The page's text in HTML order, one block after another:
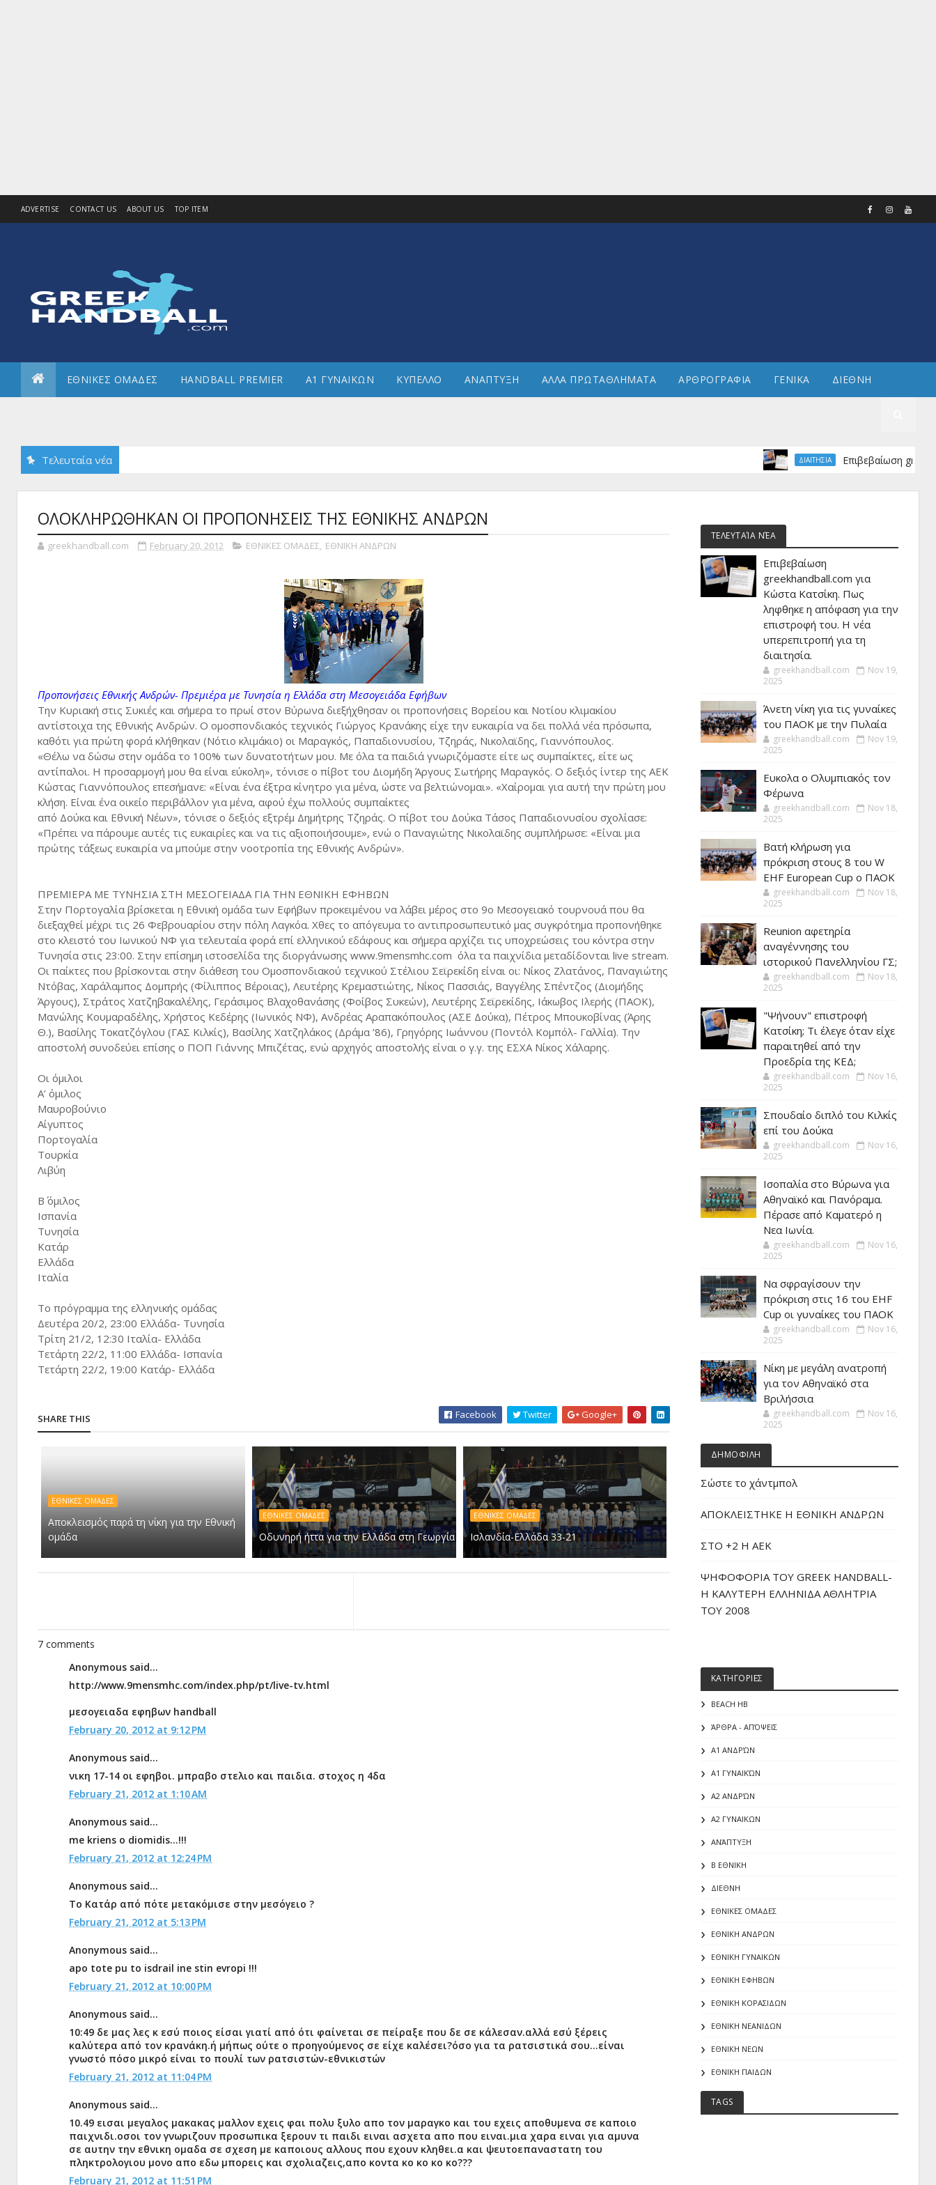
ADVERTISE CONTACT US ABOUT US TOP ITEM
ΕΘΝΙΚΕΣ ΟΜΑΔΕΣ HANDBALL PREMIER Α1 ΓΥΝΑΙΚΩΝ ΚΥΠΕΛΛΟ ΑΝΑΠΤΥΞΗ ΑΛΛΑ ΠΡΩΤΑΘΛΗΜΑΤΑ ΑΡΘΡΟΓΡΑΦΙΑ ΓΕΝΙΚΑ ΔΙΕΘΝΗ
Τελευταία νέα ΔΙΑΙΤΗΣΙΑ Επιβεβαίωση
ΟΛΟΚΛΗΡΩΘΗΚΑΝ ΟΙ ΠΡΟΠΟΝΗΣΕΙΣ ΤΗΣ ΕΘΝΙΚΗΣ ΑΝΔΡΩΝ
greekhandball.com February 20, 2012 ΕΘΝΙΚΕΣ ΟΜΑΔΕΣ, ΕΘΝΙΚΗ ΑΝΔΡΩΝ
Προπονήσεις Εθνικής Ανδρών- Πρεμιέρα με Τυνησία η Ελλάδα στη Μεσογειάδα Εφήβων
Την Κυριακή στις Συκιές και σήμερα το πρωί στον Βύρωνα διεξήχθησαν οι προπονήσεις Βορείου και Νοτίου κλιμακίου
αντίστοιχα της Εθνικής Ανδρών. Ο ομοσπονδιακός τεχνικός Γιώργος Κρανάκης είχε την ευκαιρία να δει πολλά νέα πρόσωπα,
καθότι για πρώτη φορά κλήθηκαν (Νότιο κλιμάκιο) οι Μαραγκός, Παπαδιονυσίου, Τζηράς, Νικολαϊδης, Γιαννόπουλος.
«Θέλω να δώσω στην ομάδα το 100% των δυνατοτήτων μου. Με όλα τα παιδιά γνωριζόμαστε είτε ως συμπαίκτες, είτε ως
αντίπαλοι. Η προσαρμογή μου θα είναι εύκολη», τόνισε ο πίβοτ του Διομήδη Άργους Σωτήρης Μαραγκός. Ο δεξιός ίντερ της ΑΕΚ
Κώστας Γιαννόπουλος επεσήμανε: «Είναι ένα έξτρα κίνητρο για μένα, ώστε να βελτιώνομαι». «Χαίρομαι για αυτή την πρώτη μου
κλήση. Είναι ένα οικείο περιβάλλον για μένα, αφού έχω πολλούς συμπαίκτες
από Δούκα και Εθνική Νέων», τόνισε ο δεξιός εξτρέμ Δημήτρης Τζηράς. Ο πίβοτ του Δούκα Τάσος Παπαδιονυσίου σχολίασε:
«Πρέπει να πάρουμε αυτές τις ευκαιρίες και να τις αξιοποιήσουμε», ενώ ο Παναγιώτης Νικολαϊδης συμπλήρωσε: «Είναι μια
πρώτης τάξεως ευκαιρία να μπούμε στην νοοτροπία της Εθνικής Ανδρών».
ΠΡΕΜΙΕΡΑ ΜΕ ΤΥΝΗΣΙΑ ΣΤΗ ΜΕΣΟΓΕΙΑΔΑ ΓΙΑ ΤΗΝ ΕΘΝΙΚΗ ΕΦΗΒΩΝ
Στην Πορτογαλία βρίσκεται η Εθνική ομάδα των Εφήβων προκειμένου να λάβει μέρος στο 9ο Μεσογειακό τουρνουά που θα
διεξαχθεί μέχρι τις 26 Φεβρουαρίου στην πόλη Λαγκόα. Χθες το απόγευμα το αντιπροσωπευτικό μας συγκρότημα προπονήθηκε
στο κλειστό του Ιωνικού ΝΦ για τελευταία φορά επί ελληνικού εδάφους και σήμερα αρχίζει τις υποχρεώσεις του κόντρα στην
Τυνησία στις 23:00. Στην επίσημη ιστοσελίδα της διοργάνωσης www.9mensmhc.com όλα τα παιχνίδια μεταδίδονται live stream.
Οι παίκτες που βρίσκονται στην διάθεση του Ομοσπονδιακού τεχνικού Στέλιου Σεϊρεκίδη είναι οι: Νίκος Ζλατάνος, Παναγιώτης
Ντόβας, Χαράλαμπος Δομπρής (Φίλιππος Βέροιας), Λευτέρης Κρεμαστιώτης, Νίκος Πασσιάς, Βαγγέλης Σπέντζος (Διομήδης
Άργους), Στράτος Χατζηβακαλέλης, Γεράσιμος Βλαχοθανάσης (Φοίβος Συκεών), Λευτέρης Σεϊρεκίδης, Ιάκωβος Ιλερής (ΠΑΟΚ),
Μανώλης Κουμαραδέλης, Χρήστος Κεδέρης (Ιωνικός ΝΦ), Ανδρέας Αραπακόπουλος (ΑΣΕ Δούκα), Πέτρος Μπουκοβίνας (Άρης
Θ.), Βασίλης Τοκατζόγλου (ΓΑΣ Κιλκίς), Βασίλης Χατζηλάκος (Δράμα ’86), Γρηγόρης Ιωάννου (Ποντόλ Κομπόλ- Γαλλία). Την
αποστολή συνοδεύει επίσης ο ΠΟΠ Γιάννης Μπιζέτας, ενώ αρχηγός αποστολής είναι ο γ.γ. της ΕΣΧΑ Νίκος Χάλαρης.
Οι όμιλοι
Α’ όμιλος
Μαυροβούνιο
Αίγυπτος
Πορτογαλία
Τουρκία
Λιβύη
Β΄ όμιλος
Ισπανία
Τυνησία
Κατάρ
Ελλάδα
Ιταλία
Το πρόγραμμα της ελληνικής ομάδας
Δευτέρα 20/2, 23:00 Ελλάδα- Τυνησία
Τρίτη 21/2, 12:30 Ιταλία- Ελλάδα
Τετάρτη 22/2, 11:00 Ελλάδα- Ισπανία
Τετάρτη 22/2, 19:00 Κατάρ- Ελλάδα
SHARE THIS Facebook Twitter Google+
ΕΘΝΙΚΕΣ ΟΜΑΔΕΣ
Αποκλεισμός παρά τη νίκη για την Εθνική
ομάδα
ΕΘΝΙΚΕΣ ΟΜΑΔΕΣ
Οδυνηρή ήττα για την Ελλάδα στη Γεωργία
ΕΘΝΙΚΕΣ ΟΜΑΔΕΣ
Ισλανδία-Ελλάδα 33-21
7 comments
Anonymous said...
http://www.9mensmhc.com/index.php/pt/live-tv.html
μεσογειαδα εφηβων handball
February 20, 2012 at 9:12 PM
Anonymous said...
νικη 17-14 οι εφηβοι. μπραβο στελιο και παιδια. στοχος η 4δα
February 21, 2012 at 1:10 AM
Anonymous said...
me kriens o diomidis...!!!
February 21, 2012 at 12:24 PM
Anonymous said...
Το Κατάρ από πότε μετακόμισε στην μεσόγειο ?
February 21, 2012 at 5:13 PM
Anonymous said...
apo tote pu to isdrail ine stin evropi !!!
February 21, 2012 at 10:00 PM
Anonymous said...
10:49 δε μας λες κ εσύ ποιος είσαι γιατί από ότι φαίνεται σε πείραξε που δε σε κάλεσαν.αλλά εσύ ξέρεις
καλύτερα από τον κρανάκη.ή μήπως ούτε ο προηγούμενος σε είχε καλέσει?όσο για τα ρατσιστικά σου...είναι
γνωστό πόσο μικρό είναι το πουλί των ρατσιστών-εθνικιστών
February 21, 2012 at 11:04 PM
Anonymous said...
10.49 εισαι μεγαλος μακακας μαλλον εχεις φαι πολυ ξυλο απο τον μαραγκο και του εχεις αποθυμενα σε καποιο
παιχνιδι.οσοι τον γνωριζουν προσωπικα ξερουν τι παιδι ειναι ασχετα απο που ειναι.μια χαρα ειναι για αμυνα
σε αυτην την εθνικη ομαδα σε σχεση με καποιους αλλους που εχουν κληθει.α και ψευτοεπαναστατη του
πληκτρολογιου μονο απο εδω μπορεις και σχολιαζεις,απο κοντα κο κο κο κο???
February 21, 2012 at 11:51 PM
ΤΕΛΕΥΤΑΊΑ ΝΈΑ
Επιβεβαίωση
greekhandball.com για
Κώστα Κατσίκη. Πως
ληφθηκε η απόφαση για την
επιστροφή του. Η νέα
υπερεπιτροπή για τη
διαιτησία.
greekhandball.com
Nov 19,
2025
Άνετη νίκη για τις γυναίκες
του ΠΑΟΚ με την Πυλαία
greekhandball.com
Nov 19,
2025
Ευκολα ο Ολυμπιακός τον
Φέρωνα
greekhandball.com
Nov 18,
2025
Βατή κλήρωση για
πρόκριση στους 8 του W
EHF European Cup ο ΠΑΟΚ
greekhandball.com
Nov 18,
2025
Reunion αφετηρία
αναγέννησης του
ιστορικού Πανελληνίου ΓΣ;
greekhandball.com
Nov 18,
2025
"Ψήνουν" επιστροφή
Κατσίκη; Τι έλεγε όταν είχε
παραιτηθεί από την
Προεδρία της ΚΕΔ;
greekhandball.com
Nov 16,
2025
Σπουδαίο διπλό του Κιλκίς
επί του Δούκα
greekhandball.com
Nov 16,
2025
Ισοπαλία στο Βύρωνα για
Αθηναϊκό και Πανόραμα.
Πέρασε από Καματερό η
Νεα Ιωνία.
greekhandball.com
Nov 16,
2025
Να σφραγίσουν την
πρόκριση στις 16 του EHF
Cup οι γυναίκες του ΠΑΟΚ
greekhandball.com
Nov 16,
2025
Νίκη με μεγάλη ανατροπή
για τον Αθηναϊκό στα
Βριλήσσια
greekhandball.com
Nov 16,
2025
ΔΗΜΟΦΙΛΗ
Σώστε το χάντμπολ
ΑΠΟΚΛΕΙΣΤΗΚΕ Η ΕΘΝΙΚΗ ΑΝΔΡΩΝ
ΣΤΟ +2 Η ΑΕΚ
ΨΗΦΟΦΟΡΙΑ ΤΟΥ GREEK HANDBALL-
H ΚΑΛΥΤΕΡΗ ΕΛΛΗΝΙΔΑ ΑΘΛΗΤΡΙΑ
ΤΟΥ 2008
ΚΑΤΗΓΟΡΙΕΣ
BEACH HB
ΆΡΘΡΑ - ΑΠΌΨΕΙΣ
Α1 ΑΝΔΡΏΝ
Α1 ΓΥΝΑΙΚΏΝ
Α2 ΑΝΔΡΏΝ
Α2 ΓΥΝΑΙΚΩΝ
ΑΝΆΠΤΥΞΗ
Β ΕΘΝΙΚΗ
ΔΙΕΘΝΗ
ΕΘΝΙΚΕΣ ΟΜΑΔΕΣ
ΕΘΝΙΚΗ ΑΝΔΡΩΝ
ΕΘΝΙΚΗ ΓΥΝΑΙΚΩΝ
ΕΘΝΙΚΗ ΕΦΗΒΩΝ
ΕΘΝΙΚΗ ΚΟΡΑΣΙΔΩΝ
ΕΘΝΙΚΗ ΝΕΑΝΙΔΩΝ
ΕΘΝΙΚΗ ΝΕΩΝ
ΕΘΝΙΚΗ ΠΑΙΔΩΝ
TAGS